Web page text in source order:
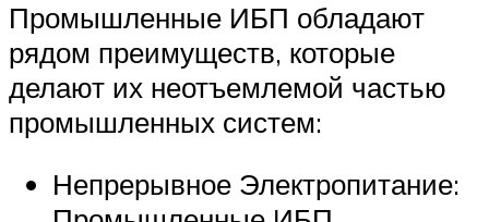
Промышленные ИБП обладают
рядом преимуществ, которые
делают их неотъемлемой частью
промышленных систем:
Непрерывное Электропитание: